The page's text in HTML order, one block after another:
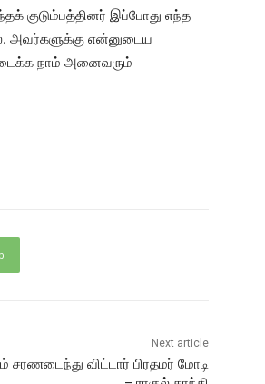
குடும்பத்தினர் இப்போது எந்த
அவர்களுக்கு என்னுடைய
நாம் அனைவரும்
Next article
விட்டார் பிரதமர் மோடி